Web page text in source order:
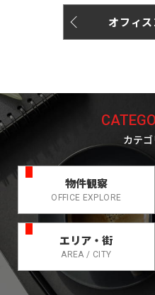
オフィ
カテ
物件観察
OFFICE EXPLORE
エリア・街
AREA / CITY